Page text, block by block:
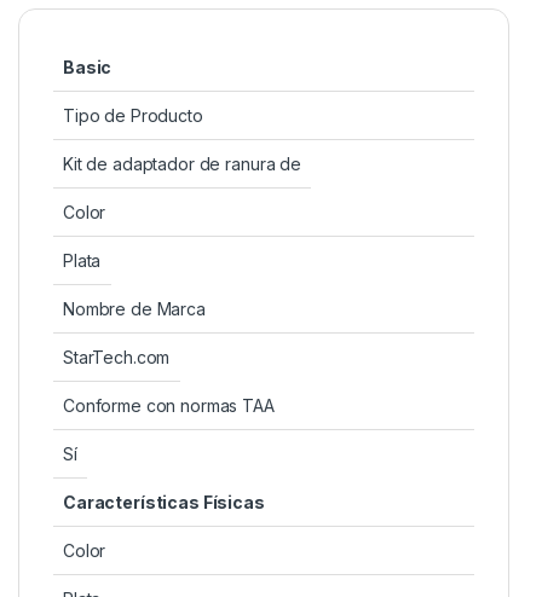
Basic
Tipo de Producto
Kit de adaptador de ranura de
Color
Plata
Nombre de Marca
StarTech.com
Conforme con normas TAA
Sí
Características Físicas
Color